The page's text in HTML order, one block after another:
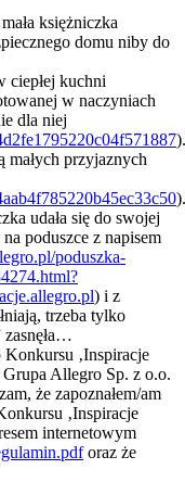
księżniczka
domu niby do
ciepłej kuchni
w naczyniach
dla niej
).
małych przyjaznych
).
udała się do swojej
poduszce z napisem
poduszka-
) i z
trzeba tylko
Konkursu ‚Inspiracje
Allegro Sp. z o.o.
że zapoznałem/am
‚Inspiracje
internetowym
oraz że